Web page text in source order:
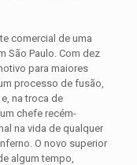
comercial de uma
São Paulo. Com dez
para maiores
processo de fusão,
na troca de
chefe recém-
na vida de qualquer
O novo superior
algum tempo,